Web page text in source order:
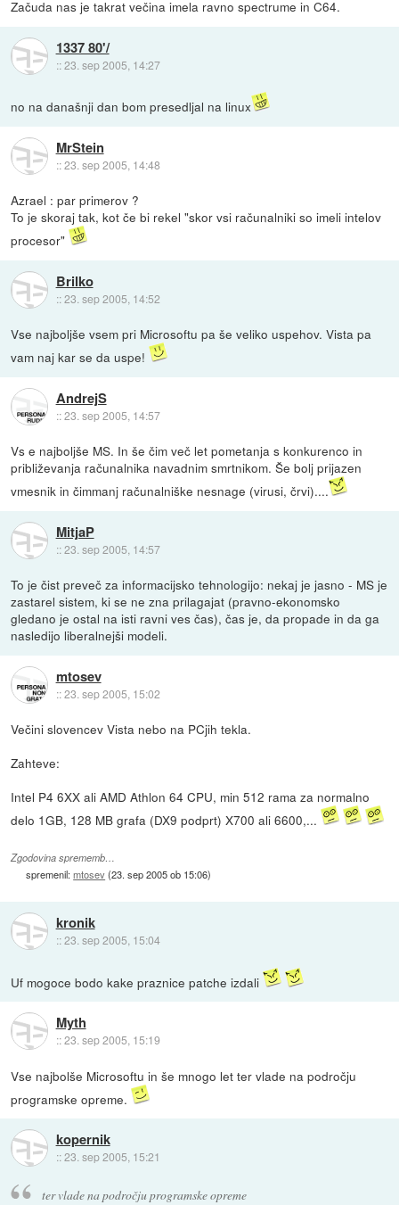
Začuda nas je takrat večina imela ravno spectrume in C64.
1337 80'/
::23. sep 2005, 14:27
no na današnji dan bom presedljal na linux
MrStein
::23. sep 2005, 14:48
Azrael : par primerov ?
To je skoraj tak, kot če bi rekel "skor vsi računalniki so imeli intelov
procesor"
Brilko
::23. sep 2005, 14:52
Vse najboljše vsem pri Microsoftu pa še veliko uspehov. Vista pa
vam naj kar se da uspe!
AndrejS
::23. sep 2005, 14:57
Vs e najboljše MS. In še čim več let pometanja s konkurenco in
približevanja računalnika navadnim smrtnikom. Še bolj prijazen
vmesnik in čimmanj računalniške nesnage (virusi, črvi)....
MitjaP
::23. sep 2005, 14:57
To je čist preveč za informacijsko tehnologijo: nekaj je jasno - MS je
zastarel sistem, ki se ne zna prilagajat (pravno-ekonomsko
gledano je ostal na isti ravni ves čas), čas je, da propade in da ga
nasledijo liberalnejši modeli.
mtosev
::23. sep 2005, 15:02
Večini slovencev Vista nebo na PCjih tekla.
Zahteve:
Intel P4 6XX ali AMD Athlon 64 CPU, min 512 rama za normalno
delo 1GB, 128 MB grafa (DX9 podprt) X700 ali 6600,...
Zgodovina sprememb…
spremenil:mtosev(23. sep 2005 ob 15:06)
kronik
::23. sep 2005, 15:04
Uf mogoce bodo kake praznice patche izdali
Myth
::23. sep 2005, 15:19
Vse najbolše Microsoftu in še mnogo let ter vlade na področju
programske opreme.
kopernik
::23. sep 2005, 15:21
ter vlade na področju programske opreme